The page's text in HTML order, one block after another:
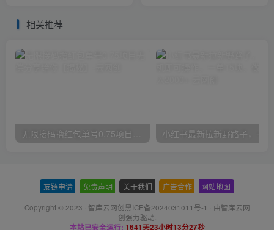
相关推荐
无限接码撸红包单号0.75项目无偿分享给你【揭秘】
友链申请 免责声明 关于我们 广告合作 网站地图
Copyright © 2023 · 智库云网创黑ICP备2024031011号-1 · 由智库云网
创强力驱动.
本站已安全运行: 1641天23小时13分28秒